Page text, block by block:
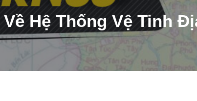
Hệ Thống Vệ Tinh